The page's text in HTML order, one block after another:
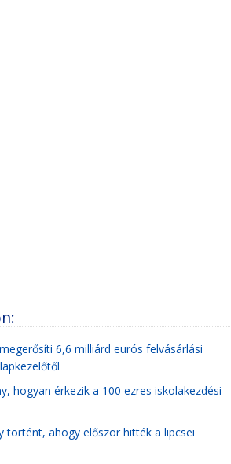
6,6 milliárd eurós felvásárlási
hogyan érkezik a 100 ezres iskolakezdési
történt, ahogy először hitték a lipcsei